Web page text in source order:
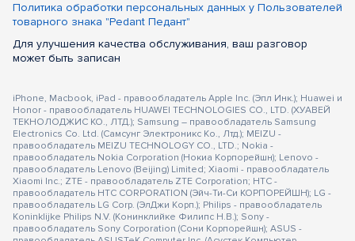
Политика обработки персональных данных у Пользователей
товарного знака "Pedant Педант"
Для улучшения качества обслуживания, ваш разговор
может быть записан
iPhone, Macbook, iPad - правообладатель Apple Inc. (Эпл Инк.); Huawei и
Honor - правообладатель HUAWEI TECHNOLOGIES CO., LTD. (ХУАВЕЙ
ТЕКНОЛОДЖИС КО., ЛТД.); Samsung – правообладатель Samsung
Electronics Co. Ltd. (Самсунг Электроникс Ко., Лтд.); MEIZU -
правообладатель MEIZU TECHNOLOGY CO., LTD.; Nokia -
правообладатель Nokia Corporation (Нокиа Корпорейшн); Lenovo -
правообладатель Lenovo (Beijing) Limited; Xiaomi - правообладатель
Xiaomi Inc.; ZTE - правообладатель ZTE Corporation; HTC -
правообладатель HTC CORPORATION (Эйч-Ти-Си КОРПОРЕЙШН); LG -
правообладатель LG Corp. (ЭлДжи Корп.); Philips - правообладатель
Koninklijke Philips N.V. (Конинклийке Филипс Н.В.); Sony -
правообладатель Sony Corporation (Сони Корпорейшн); ASUS -